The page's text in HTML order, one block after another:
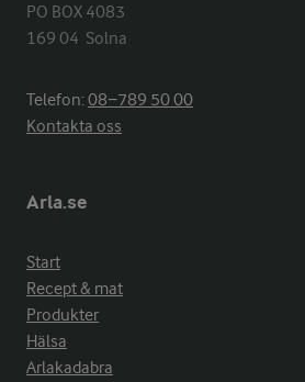
PO BOX 4083
169 04  Solna
Telefon:08−789 50 00
Kontakta oss
Arla.se
Start
Recept & mat
Produkter
Hälsa
Arlakadabra